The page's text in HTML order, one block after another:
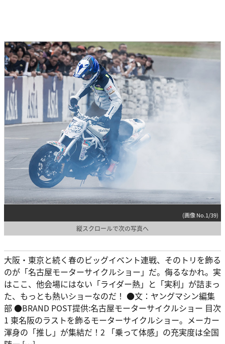
(画像 No.1/39)
縦スクロールで次の写真へ
大阪・東京と続く春のビッグイベント連戦、そのトリを飾る
のが「名古屋モーターサイクルショー」だ。侮るなかれ。実
はここ、他会場にはない「ライダー熱」と「実利」が詰まっ
た、もっとも熱いショーなのだ！ ●文：ヤングマシン編集
部 ●BRAND POST提供:名古屋モーターサイクルショー 目次
1 東名阪のラストを飾るモーターサイクルショー。メーカー
渾身の「推し」が集結だ！2 「乗って体感」の充実度は全国